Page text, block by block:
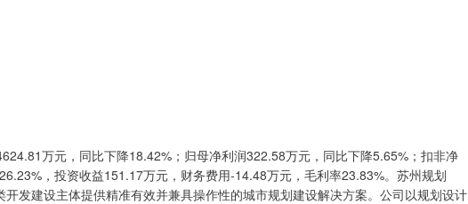
万元，同比下降18.42%；归母净利润322.58万元，同比下降5.65%；扣非净
，投资收益151.17万元，财务费用-14.48万元，毛利率23.83%。苏州规划
发建设主体提供精准有效并兼具操作性的城市规划建设解决方案。公司以规划设计